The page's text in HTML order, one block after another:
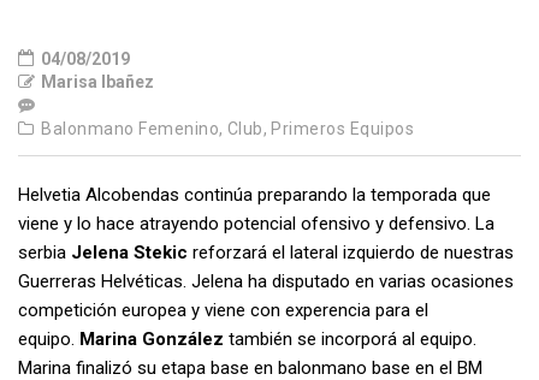
04/08/2019
Marisa Ibañez
Balonmano Femenino, Club, Primeros Equipos
Helvetia Alcobendas continúa preparando la temporada que
viene y lo hace atrayendo potencial ofensivo y defensivo. La
serbia Jelena Stekic reforzará el lateral izquierdo de nuestras
Guerreras Helvéticas. Jelena ha disputado en varias ocasiones
competición europea y viene con experencia para el
equipo. Marina González también se incorporá al equipo.
Marina finalizó su etapa base en balonmano base en el BM